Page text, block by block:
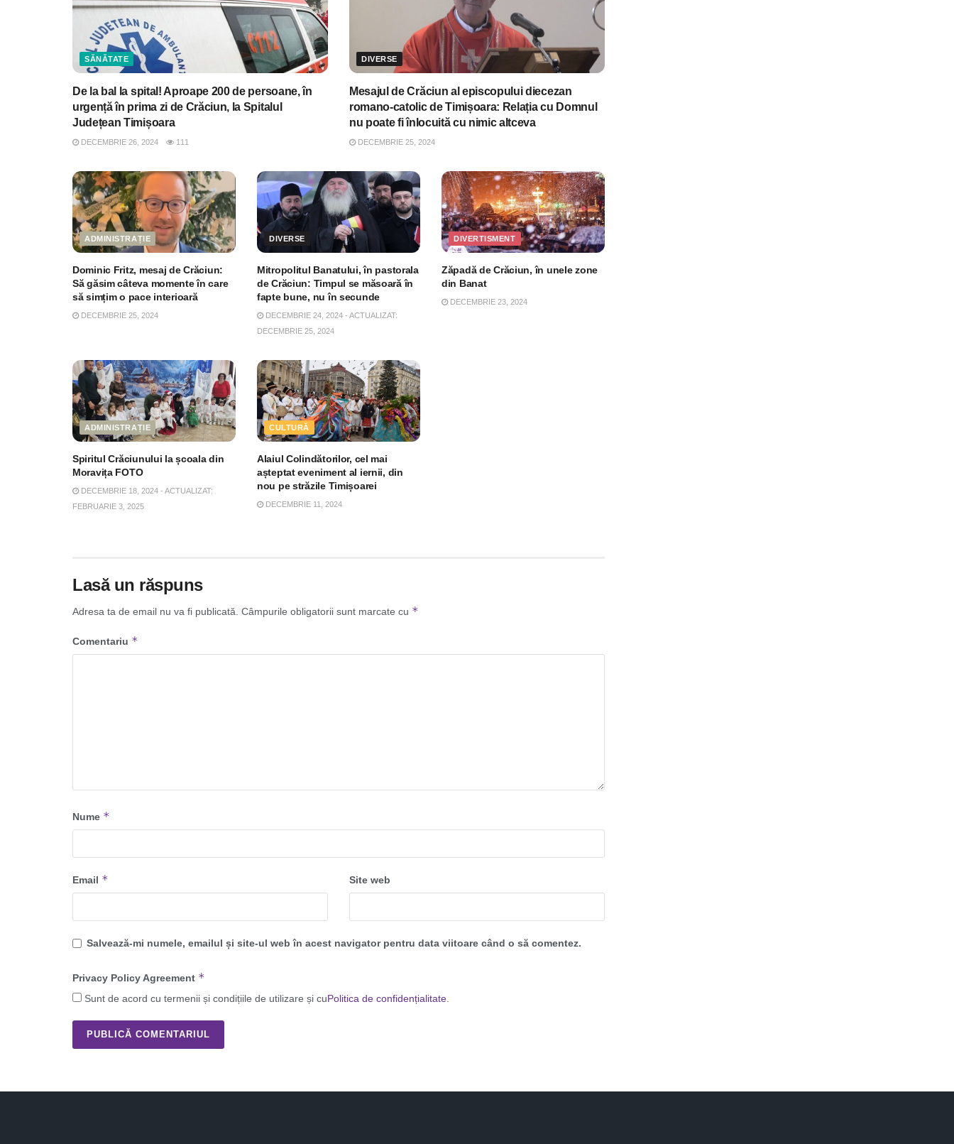
SĂNĂTATE
De la bal la spital! Aproape 200 de persoane, în
urgență în prima zi de Crăciun, la Spitalul
Județean Timișoara
DECEMBRIE 26, 2024 111
DIVERSE
Mesajul de Crăciun al episcopului diecezan
romano-catolic de Timișoara: Relația cu Domnul
nu poate fi înlocuită cu nimic altceva
DECEMBRIE 25, 2024
ADMINISTRAȚIE
Dominic Fritz, mesaj de Crăciun:
Să găsim câteva momente în care
să simțim o pace interioară
DECEMBRIE 25, 2024
DIVERSE
Mitropolitul Banatului, în pastorala
de Crăciun: Timpul se măsoară în
fapte bune, nu în secunde
DECEMBRIE 24, 2024 - ACTUALIZAT:
DECEMBRIE 25, 2024
DIVERTISMENT
Zăpadă de Crăciun, în unele zone
din Banat
DECEMBRIE 23, 2024
ADMINISTRAȚIE
Spiritul Crăciunului la școala din
Moravița FOTO
DECEMBRIE 18, 2024 - ACTUALIZAT:
FEBRUARIE 3, 2025
CULTURĂ
Alaiul Colindătorilor, cel mai
așteptat eveniment al iernii, din
nou pe străzile Timișoarei
DECEMBRIE 11, 2024
Lasă un răspuns
Adresa ta de email nu va fi publicată. Câmpurile obligatorii sunt marcate cu *
Comentariu *
Nume *
Email * Site web
Salvează-mi numele, emailul și site-ul web în acest navigator pentru data viitoare când o să comentez.
Privacy Policy Agreement *
Sunt de acord cu termenii și condițiile de utilizare și cuPolitica de confidențialitate